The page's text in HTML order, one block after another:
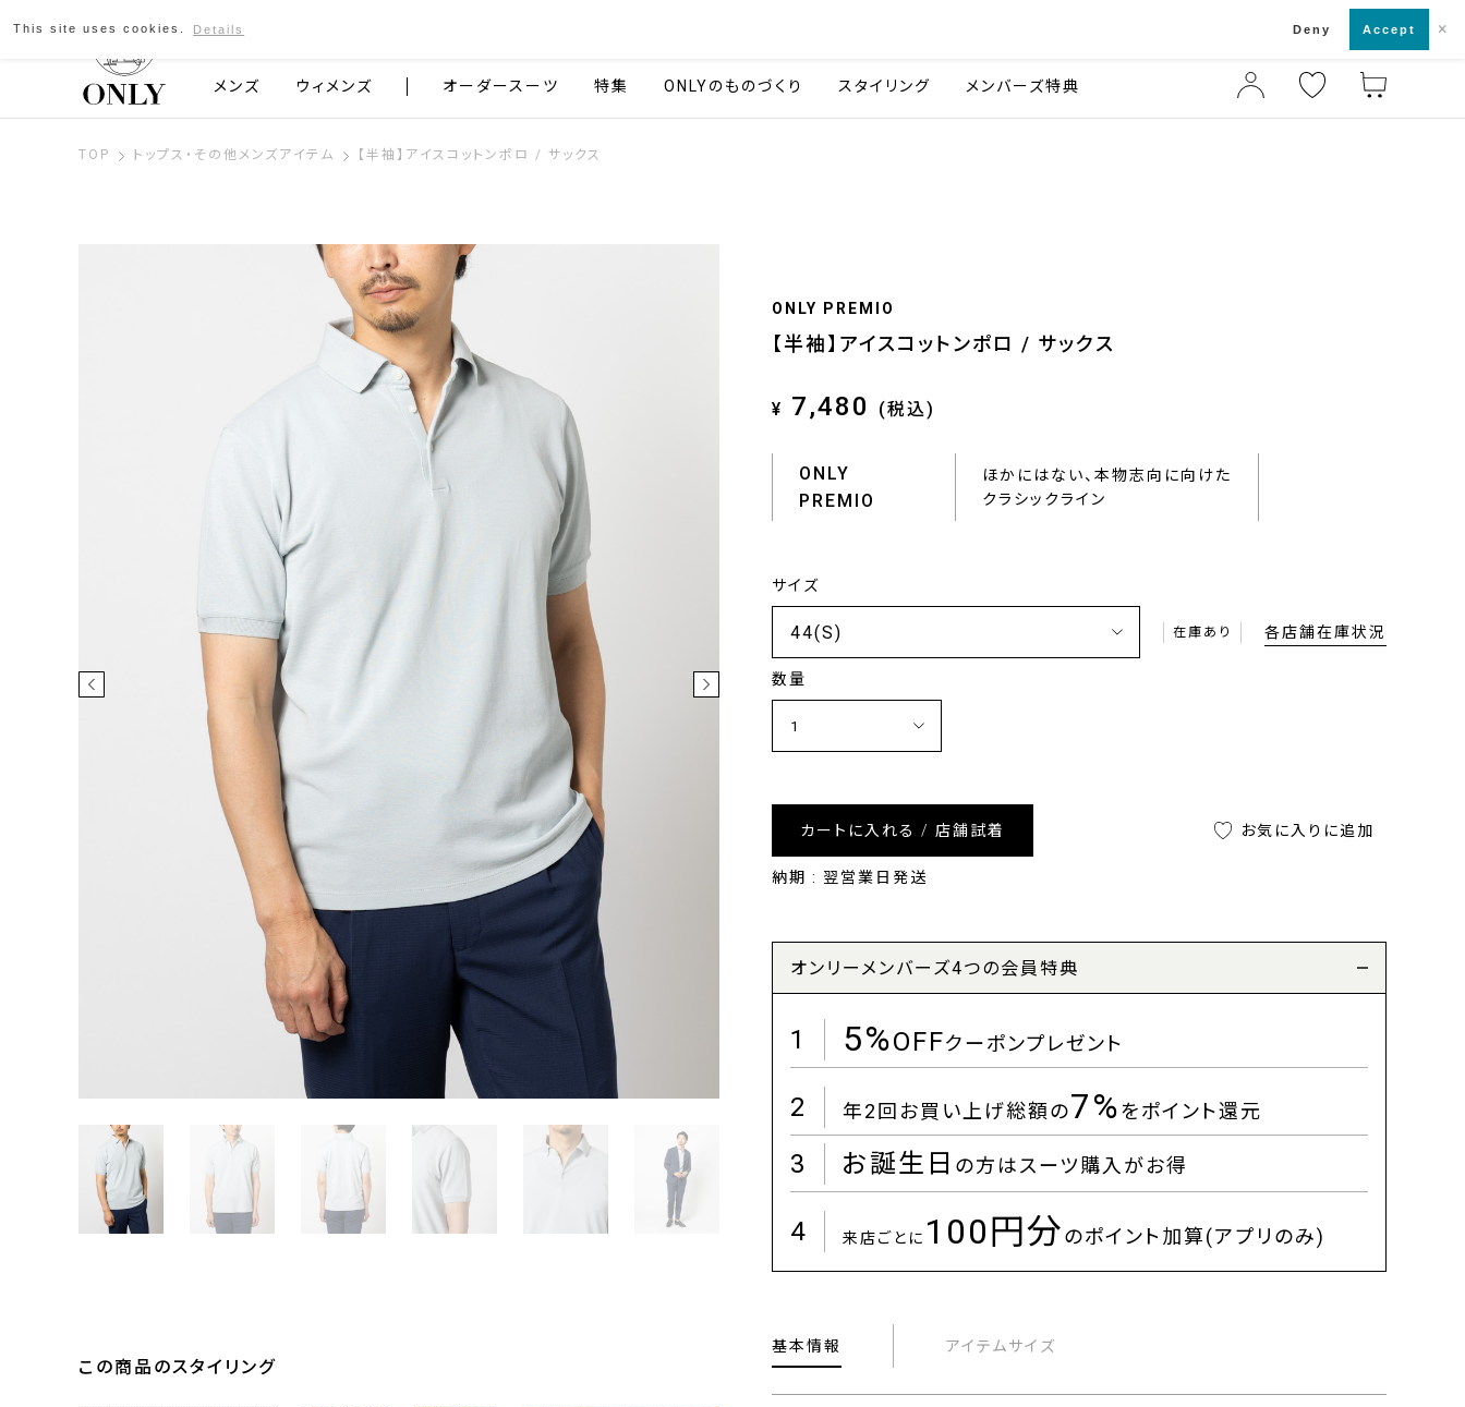
京都発のスーツブランド ONLY
メンズ ウィメンズ オーダースーツ 特集 ONLYのものづくり スタイリング メンバーズ特典
TOP トップス・その他メンズアイテム 【半袖】アイスコットンポロ / サックス
ONLY PREMIO
【半袖】アイスコットンポロ / サックス
¥ 7,480 (税込)
ONLY
PREMIO
ほかにはない、本物志向に向けた
クラシックライン
サイズ
在庫あり 各店舗在庫状況
数量
カートに入れる / 店舗試着
納期 : 翌営業日発送
お気に入りに追加
オンリーメンバーズ4つの会員特典
1 5%OFFクーポンプレゼント
2 年2回お買い上げ総額の7%をポイント還元
3 お誕生日 の方はスーツ購入がお得
4 来店ごとに 100円分のポイント加算(アプリのみ)
基本情報 アイテムサイズ
この商品のスタイリング
This site uses cookies. Details Deny Accept ×